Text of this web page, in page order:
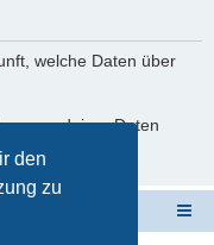
den
zu
welche Daten über
deiner Daten